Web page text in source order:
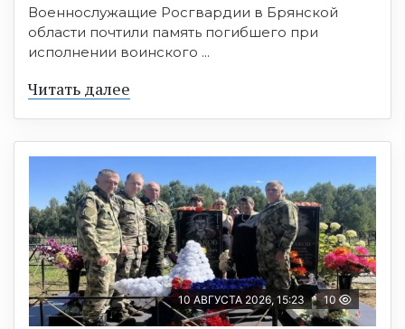
Военнослужащие Росгвардии в Брянской
области почтили память погибшего при
исполнении воинского ...
Читать далее
10 АВГУСТА 2026, 15:23 10